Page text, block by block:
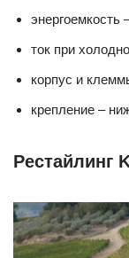
энергоемкость
ток при
корпус и
крепление –
Рестайлинг